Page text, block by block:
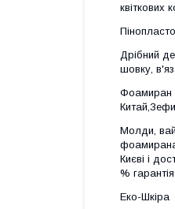
квіткових
Дрібний
шовку,
Фоамиран
Молди,
фоамирана
Києві і
% гарантія.
Еко-Шкіра